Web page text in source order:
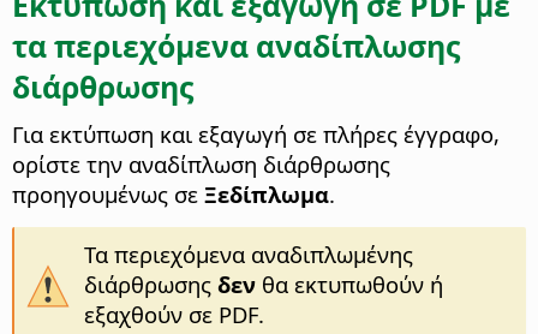
τα περιεχόμενα αναδίπλωσης
διάρθρωσης
Για εκτύπωση και εξαγωγή σε πλήρες έγγραφο,
ορίστε την αναδίπλωση διάρθρωσης
προηγουμένως σε Ξεδίπλωμα.
Τα περιεχόμενα αναδιπλωμένης
διάρθρωσης δενθα εκτυπωθούν ή
εξαχθούν σε PDF.